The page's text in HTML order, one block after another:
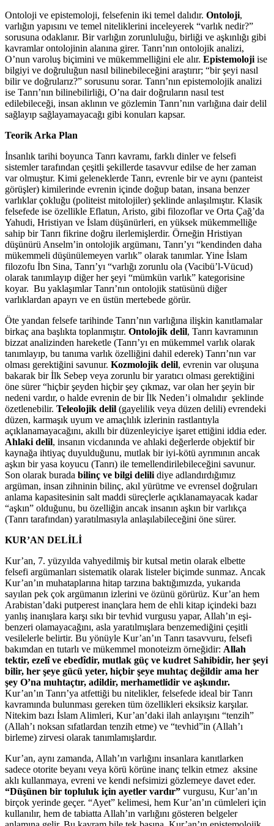
Ontoloji ve epistemoloji, felsefenin iki temel dalıdır. Ontoloji,
varlığın yapısını ve temel niteliklerini inceleyerek “varlık nedir?”
sorusuna odaklanır. Bir varlığın zorunluluğu, birliği ve aşkınlığı gibi
kavramlar ontolojinin alanına girer. Tanrı’nın ontolojik analizi,
O’nun varoluş biçimini ve mükemmelliğini ele alır. Epistemoloji ise
bilgiyi ve doğruluğun nasıl bilinebileceğini araştırır; “bir şeyi nasıl
bilir ve doğrularız?” sorusunu sorar. Tanrı’nın epistemolojik analizi
ise Tanrı’nın bilinebilirliği, O’na dair doğruların nasıl test
edilebileceği, insan aklının ve gözlemin Tanrı’nın varlığına dair delil
sağlayıp sağlayamayacağı gibi konuları kapsar.
Teorik Arka Plan
İnsanlık tarihi boyunca Tanrı kavramı, farklı dinler ve felsefi
sistemler tarafından çeşitli şekillerde tasavvur edilse de her zaman
var olmuştur. Kimi geleneklerde Tanrı, evrenle bir ve aynı (panteist
görüşler) kimilerinde evrenin içinde doğup batan, insana benzer
varlıklar çokluğu (politeist mitolojiler) şeklinde anlaşılmıştır. Klasik
felsefede ise özellikle Eflatun, Aristo, gibi filozoflar ve Orta Çağ’da
Yahudi, Hristiyan ve İslam düşünürleri, en yüksek mükemmelliğe
sahip bir Tanrı fikrine doğru ilerlemişlerdir. Örneğin Hristiyan
düşünürü Anselm’in ontolojik argümanı, Tanrı’yı “kendinden daha
mükemmeli düşünülemeyen varlık” olarak tanımlar. Yine İslam
filozofu İbn Sina, Tanrı’yı “varlığı zorunlu ola (Vacibü’l-Vücud)
olarak tanımlayıp diğer her şeyi “mümkün varlık” kategorisine
koyar. Bu yaklaşımlar Tanrı’nın ontolojik statüsünü diğer
varlıklardan apayrı ve en üstün mertebede görür.
Öte yandan felsefe tarihinde Tanrı’nın varlığına ilişkin kanıtlamalar
birkaç ana başlıkta toplanmıştır. Ontolojik delil, Tanrı kavramının
bizzat analizinden hareketle (Tanrı’yı en mükemmel varlık olarak
tanımlayıp, bu tanıma varlık özelliğini dahil ederek) Tanrı’nın var
olması gerektiğini savunur. Kozmolojik delil, evrenin var oluşuna
bakarak bir İlk Sebep veya zorunlu bir yaratıcı olması gerektiğini
öne sürer “hiçbir şeyden hiçbir şey çıkmaz, var olan her şeyin bir
nedeni vardır, o halde evrenin de bir İlk Neden’i olmalıdır şeklinde
özetlenebilir. Teleolojik delil (gayelilik veya düzen delili) evrendeki
düzen, karmaşık uyum ve amaçlılık izlerinin rastlantıyla
açıklanamayacağını, akıllı bir düzenleyiciye işaret ettiğini iddia eder.
Ahlaki delil, insanın vicdanında ve ahlaki değerlerde objektif bir
kaynağa ihtiyaç duyulduğunu, mutlak bir iyi-kötü ayrımının ancak
aşkın bir yasa koyucu (Tanrı) ile temellendirilebileceğini savunur.
Son olarak burada bilinç ve bilgi delili diye adlandırdığımız
argüman, insan zihninin bilinç, akıl yürütme ve evrensel doğruları
anlama kapasitesinin salt maddi süreçlerle açıklanamayacak kadar
“aşkın” olduğunu, bu özelliğin ancak insanın aşkın bir varlıkça
(Tanrı tarafından) yaratılmasıyla anlaşılabileceğini öne sürer.
KUR’AN DELİLİ
Kur’an, 7. yüzyılda vahyedilmiş bir kutsal metin olarak elbette
felsefi argümanları sistematik olarak listeler biçimde sunmaz. Ancak
Kur’an’ın muhataplarına hitap tarzına baktığımızda, yukarıda
sayılan pek çok argümanın izlerini ve özünü görürüz. Kur’an hem
Arabistan’daki putperest inançlara hem de ehli kitap içindeki bazı
yanlış inanışlara karşı sıkı bir tevhid vurgusu yapar, Allah’ın eşi-
benzeri olamayacağını, asla yaratılmışlara benzemediğini çeşitli
vesilelerle belirtir. Bu yönüyle Kur’an’ın Tanrı tasavvuru, felsefi
bakımdan en tutarlı ve mükemmel monoteizm örneğidir: Allah
tektir, ezelî ve ebedîdir, mutlak güç ve kudret Sahibidir, her şeyi
bilir, her şeye gücü yeter, hiçbir şeye muhtaç değildir ama her
şey O’na muhtaçtır, adildir, merhametlidir ve aşkındır.
Kur’an’ın Tanrı’ya atfettiği bu nitelikler, felsefede ideal bir Tanrı
kavramında bulunması gereken tüm özellikleri eksiksiz karşılar.
Nitekim bazı İslam Alimleri, Kur’an’daki ilah anlayışını “tenzih”
(Allah’ı noksan sıfatlardan tenzih etme) ve “tevhid”in (Allah’ı
birleme) zirvesi olarak tanımlamışlardır.
Kur’an, aynı zamanda, Allah’ın varlığını insanlara kanıtlarken
sadece otorite beyanı veya körü körüne inanç telkin etmez aksine
aklı kullanmaya, evreni ve kendi nefsimizi gözlemeye davet eder.
“Düşünen bir topluluk için ayetler vardır” vurgusu, Kur’an’ın
birçok yerinde geçer. “Ayet” kelimesi, hem Kur’an’ın cümleleri için
kullanılır, hem de tabiatta Allah’ın varlığını gösteren belgeler